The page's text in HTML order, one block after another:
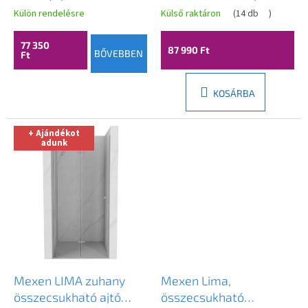
6 mm átlátszó üveg,
fekete profil, ERG-V02-
BERLIN-D120-BK
Külön rendelésre
77 350
Ft
BŐVEBBEN
zuhanykabinhoz 95 cm,
856-095-000-01-00
Külső raktáron (14 db )
87 990 Ft
KOSÁRBA
+ Ajándékot
adunk
Mexen LIMA zuhany
összecsukható ajtó
Mexen Lima,
összecsukható